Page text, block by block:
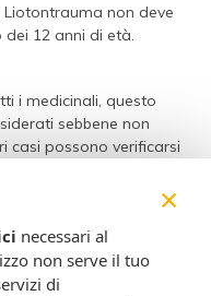
non deve
12 anni di età.
i medicinali, questo
sebbene non
casi possono verificarsi
dal contatto). Il
foglio illustrativo riduce
degli effetti
×
necessari al
non serve il tuo
di